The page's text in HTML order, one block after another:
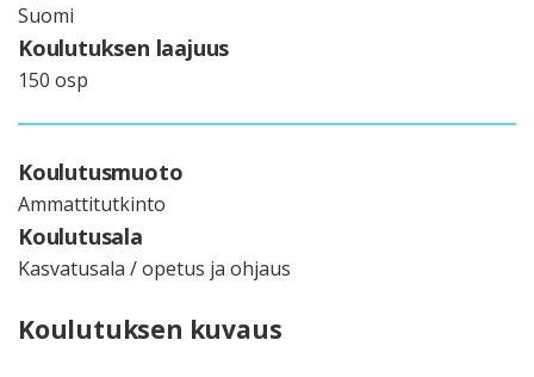
Suomi
Koulutuksen laajuus
150 osp
Koulutusmuoto
Ammattitutkinto
Koulutusala
Kasvatusala / opetus ja ohjaus
Koulutuksen kuvaus